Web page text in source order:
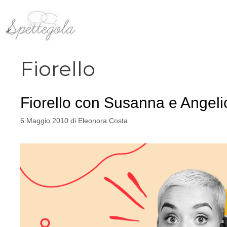
contenuto
Fiorello
Fiorello con Susanna e
6 Maggio 2010 di Eleonora Costa